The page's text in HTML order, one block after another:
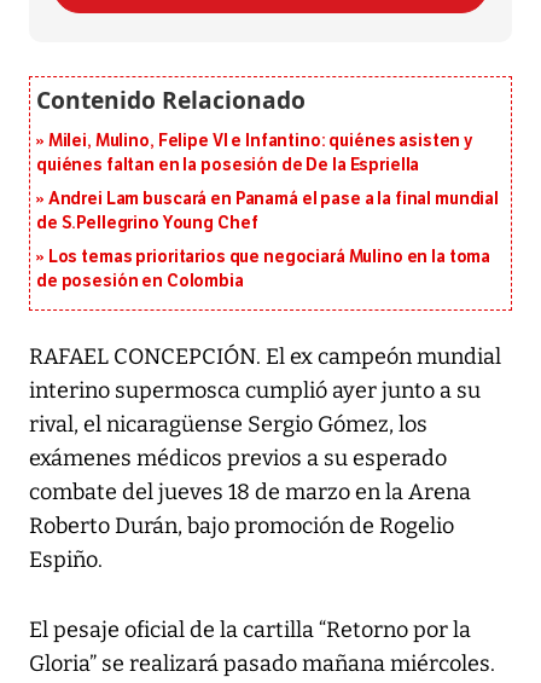
Milei, Mulino, Felipe VI e Infantino: quiénes asisten y
quiénes faltan en la posesión de De la Espriella
Andrei Lam buscará en Panamá el pase a la final mundial
de S.Pellegrino Young Chef
Los temas prioritarios que negociará Mulino en la toma
de posesión en Colombia
RAFAEL CONCEPCIÓN. El ex campeón mundial
interino supermosca cumplió ayer junto a su
rival, el nicaragüense Sergio Gómez, los
exámenes médicos previos a su esperado
combate del jueves 18 de marzo en la Arena
Roberto Durán, bajo promoción de Rogelio
Espiño.
El pesaje oficial de la cartilla “Retorno por la
Gloria” se realizará pasado mañana miércoles.